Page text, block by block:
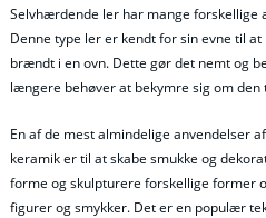
Selvhærdende ler har mange forskellige
Denne type ler er kendt for sin evne til
brændt i en ovn. Dette gør det nemt og
længere behøver at bekymre sig om
En af de mest almindelige anvendelser
keramik er til at skabe smukke og
forme og skulpturere forskellige former
figurer og smykker. Det er en populær